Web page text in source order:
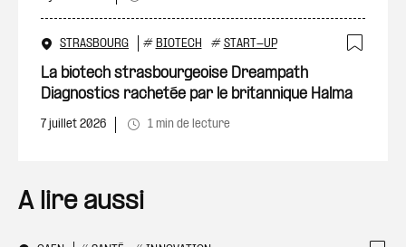
STRASBOURG # BIOTECH # START-UP
La biotech strasbourgeoise Dreampath
Diagnostics rachetée par le britannique Halma
7 juillet 2026 1 min de lecture
A lire aussi